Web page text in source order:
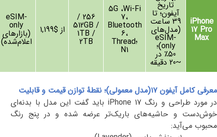
iPhone
17 Pro
Max
تاریخ
آیفون؛ تا
39 ساعت
(مدل‌های
eSIM-
only) ؛
50٪ در
~20 دقیقه
5G،Wi-Fi
7،
Bluetooth
6،
Thread؛
N1
256 /
512GB /
1TB /
2TB
از $1,199
eSIM-
only
(بازارهای
اعلام‌شده)
معرفی کامل آیفون ۱۷ (مدل معمولی)؛ نقطهٔ توازن قیمت و قابلیت
در مورد طراحی و رنگ iPhone 17 باید گفت این مدل با بدنه‌ای
خوش‌دست و حاشیه‌های باریک‌تر عرضه شده و در پنج رنگ
محبوب می‌آید: